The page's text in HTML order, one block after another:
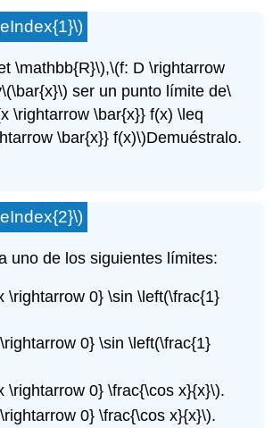
\mathbb{R}\),\(f: D \rightarrow
\(\bar{x}\) ser un punto límite de\
\rightarrow \bar{x}} f(x) \leq
\bar{x}} f(x)\)Demuéstralo.
uno de los siguientes límites:
\rightarrow 0} \sin \left(\frac{1}
0} \sin \left(\frac{1}
\rightarrow 0} \frac{\cos x}{x}\).
0} \frac{\cos x}{x}\).